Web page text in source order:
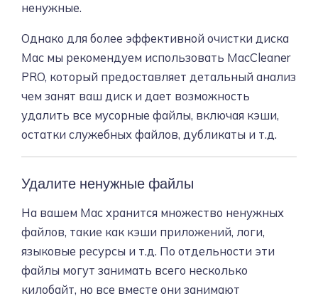
ненужные.
Однако для более эффективной очистки диска
Mac мы рекомендуем использовать MacCleaner
PRO, который предоставляет детальный анализ
чем занят ваш диск и дает возможность
удалить все мусорные файлы, включая кэши,
остатки служебных файлов, дубликаты и т.д.
Удалите ненужные файлы
На вашем Mac хранится множество ненужных
файлов, такие как кэши приложений, логи,
языковые ресурсы и т.д. По отдельности эти
файлы могут занимать всего несколько
килобайт, но все вместе они занимают